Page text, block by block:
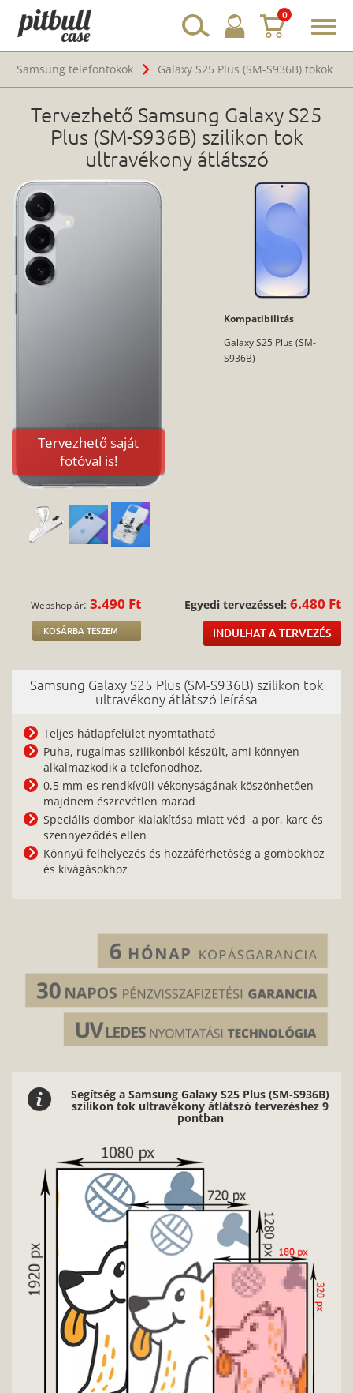
0
Samsung telefontokok
Galaxy S25 Plus (SM-S936B) tokok
Tervezhető Samsung Galaxy S25
Plus (SM-S936B) szilikon tok
ultravékony átlátszó
Tervezhető saját
fotóval is!
Kompatibilitás
Galaxy S25 Plus (SM-
S936B)
Webshop ár:3.490 Ft
KOSÁRBA TESZEM
Egyedi tervezéssel: 6.480 Ft
INDULHAT A TERVEZÉS
Samsung Galaxy S25 Plus (SM-S936B) szilikon tok
ultravékony átlátszó leírása
Teljes hátlapfelület nyomtatható
Puha, rugalmas szilikonból készült, ami könnyen
alkalmazkodik a telefonodhoz.
0,5 mm-es rendkívüli vékonyságának köszönhetően
majdnem észrevétlen marad
Speciális dombor kialakítása miatt véd a por, karc és
szennyeződés ellen
Könnyű felhelyezés és hozzáférhetőség a gombokhoz
és kivágásokhoz
Segítség a Samsung Galaxy S25 Plus (SM-S936B)
szilikon tok ultravékony átlátszó tervezéshez 9
pontban